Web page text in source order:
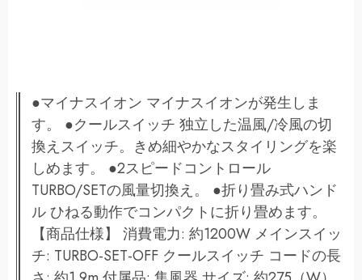
●マイナスイオン マイナスイオンが発生しま
す。 ●クールスイッチ 独立した温風/冷風の切
換えスイッチ。きめ細やかなスタイリングを楽
しめます。 ●2スピードコントロール
TURBO/SETの風量切換え。 ●折り畳み式ハンド
ル ひねる動作でコンパクトに折り畳めます。
【商品仕様】 消費電力: 約1200W メインスイッ
チ: TURBO-SET-OFF クールスイッチ コードの長